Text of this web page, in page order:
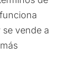
funciona
vende a